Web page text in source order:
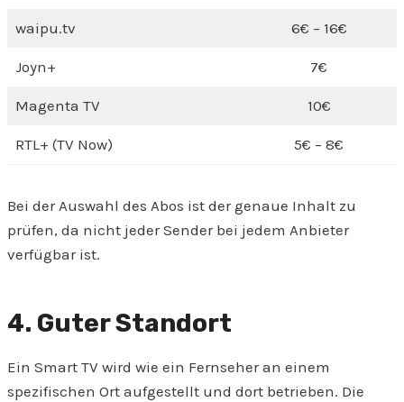
waipu.tv 6€ – 16€
Joyn+ 7€
Magenta TV 10€
RTL+ (TV Now) 5€ – 8€
Bei der Auswahl des Abos ist der genaue Inhalt zu
prüfen, da nicht jeder Sender bei jedem Anbieter
verfügbar ist.
4. Guter Standort
Ein Smart TV wird wie ein Fernseher an einem
spezifischen Ort aufgestellt und dort betrieben. Die